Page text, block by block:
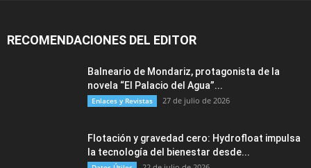
RECOMENDACIONES DEL EDITOR
Balneario de Mondariz, protagonista de la
novela “El Palacio del Agua”...
Enlaces y Revistas 27 de julio de 2026
Flotación y gravedad cero: Hydrofloat impulsa
la tecnología del bienestar desde...